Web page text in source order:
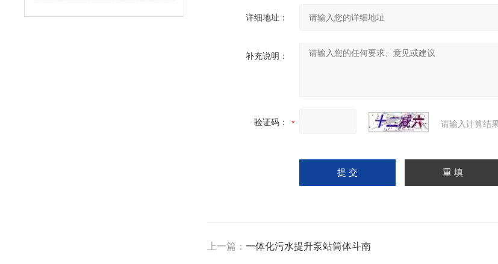
详细地址：
补充说明：
验证码： 请输入计算结
上一篇： 一体化污水提升泵站筒体斗南